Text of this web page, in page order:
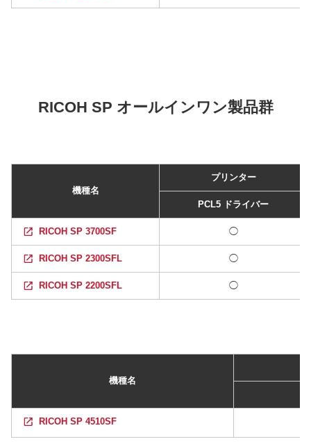
RICOH SP オールインワン製品群
機種名
プリンター
PCL5 ドライバー
RICOH SP 3700SF ◯
RICOH SP 2300SFL ◯
RICOH SP 2200SFL ◯
機種名
RICOH SP 4510SF